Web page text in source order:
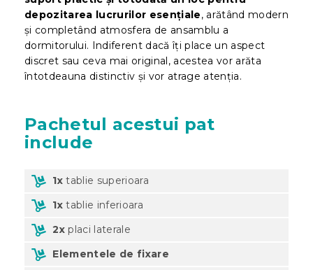
depozitarea lucrurilor esențiale, arătând modern
și completând atmosfera de ansamblu a
dormitorului. Indiferent dacă îți place un aspect
discret sau ceva mai original, acestea vor arăta
întotdeauna distinctiv și vor atrage atenția.
Pachetul acestui pat
include
1x tablie superioara
1x tablie inferioara
2x placi laterale
Elementele de fixare